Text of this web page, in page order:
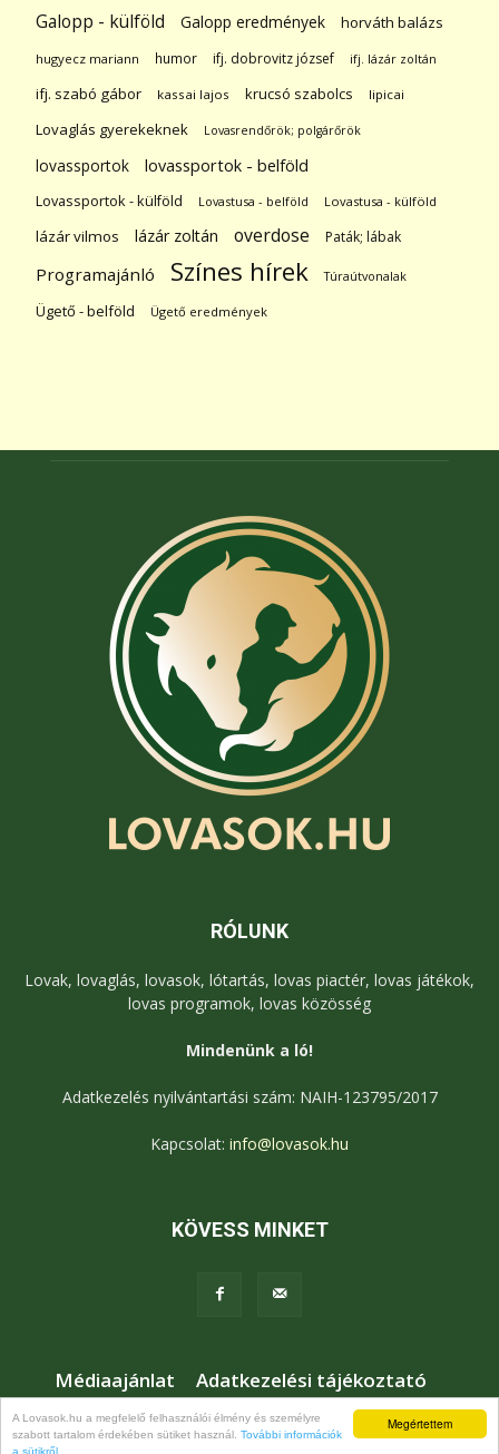
Megértettem
A Lovasok.hu a megfelelő felhasználói élmény és személyre
szabott tartalom érdekében sütiket használ. További információk
a sütikről
Galopp - külföld Galopp eredmények horváth balázs
hugyecz mariann humor ifj. dobrovitz józsef ifj. lázár zoltán
ifj. szabó gábor kassai lajos krucsó szabolcs lipicai
Lovaglás gyerekeknek Lovasrendőrök; polgárőrök
lovassportok lovassportok - belföld
Lovassportok - külföld Lovastusa - belföld Lovastusa - külföld
lázár vilmos lázár zoltán overdose Paták; lábak
Programajánló Színes hírek Túraútvonalak
Ügető - belföld Ügető eredmények
RÓLUNK
Lovak, lovaglás, lovasok, lótartás, lovas piactér, lovas játékok,
lovas programok, lovas közösség
Mindenünk a ló!
Adatkezelés nyilvántartási szám: NAIH-123795/2017
Kapcsolat: info@lovasok.hu
KÖVESS MINKET
Médiaajánlat
Adatkezelési tájékoztató
Jogi nyilatkozat
Karrier Kapcsolat
© Lovasok.hu